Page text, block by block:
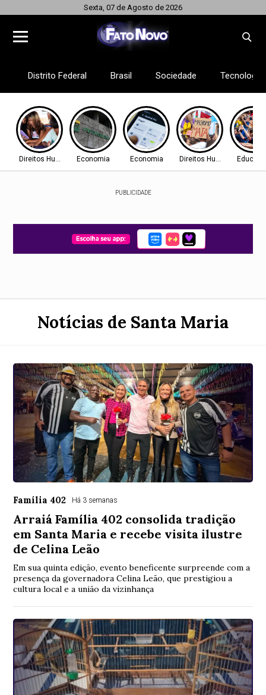
Sexta, 07 de Agosto de 2026
Distrito Federal Brasil Sociedade Tecnologia
Direitos HumanosEconomia Economia Direitos Humanos
PUBLICIDADE
Notícias de Santa Maria
Família 402 Há 3 semanas
Arraiá Família 402 consolida tradição
em Santa Maria e recebe visita ilustre
de Celina Leão
Em sua quinta edição, evento beneficente surpreende com a
presença da governadora Celina Leão, que prestigiou a
cultura local e a união da vizinhança